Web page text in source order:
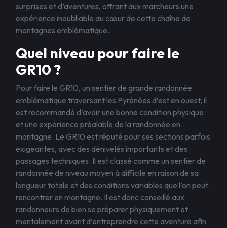
surprises et d’aventures, offrant aux marcheurs une
expérience inoubliable au cœur de cette chaîne de
montagnes emblématique.
Quel niveau pour faire le
GR10 ?
Pour faire le GR10, un sentier de grande randonnée
emblématique traversant les Pyrénées d’est en ouest, il
est recommandé d’avoir une bonne condition physique
et une expérience préalable de la randonnée en
montagne. Le GR10 est réputé pour ses sections parfois
exigeantes, avec des dénivelés importants et des
passages techniques. Il est classé comme un sentier de
randonnée de niveau moyen à difficile en raison de sa
longueur totale et des conditions variables que l’on peut
rencontrer en montagne. Il est donc conseillé aux
randonneurs de bien se préparer physiquement et
mentalement avant d’entreprendre cette aventure afin